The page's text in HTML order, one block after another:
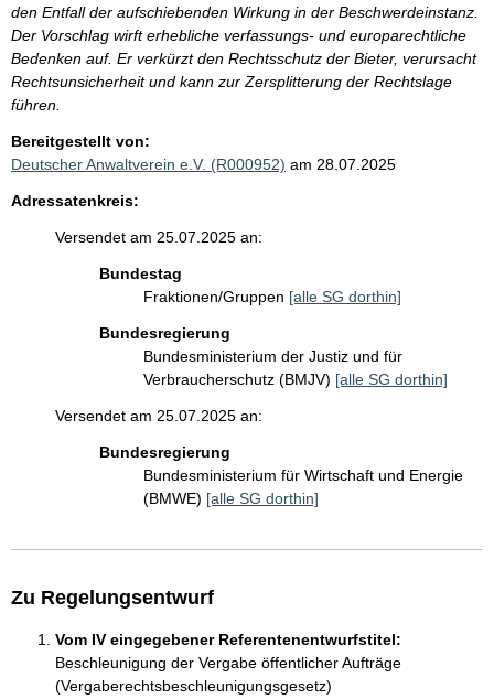
den Entfall der aufschiebenden Wirkung in der Beschwerdeinstanz.
Der Vorschlag wirft erhebliche verfassungs- und europarechtliche
Bedenken auf. Er verkürzt den Rechtsschutz der Bieter, verursacht
Rechtsunsicherheit und kann zur Zersplitterung der Rechtslage
führen.
Bereitgestellt von:
Deutscher Anwaltverein e.V. (R000952) am 28.07.2025
Adressatenkreis:
Versendet am 25.07.2025 an:
Bundestag
Fraktionen/Gruppen [alle SG dorthin]
Bundesregierung
Bundesministerium der Justiz und für
Verbraucherschutz (BMJV) [alle SG dorthin]
Versendet am 25.07.2025 an:
Bundesregierung
Bundesministerium für Wirtschaft und Energie
(BMWE) [alle SG dorthin]
Zu Regelungsentwurf
Vom IV eingegebener Referentenentwurfstitel:
Beschleunigung der Vergabe öffentlicher Aufträge
(Vergaberechtsbeschleunigungsgesetz)